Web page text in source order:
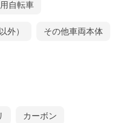
自転車
外） その他車両本体
カーボン